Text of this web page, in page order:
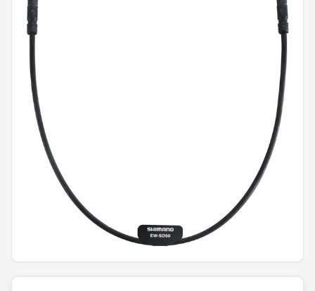
Kinderfietsen
Elektrische fietsen
Mountainbikes
Shop
POPULAIRE MERKEN